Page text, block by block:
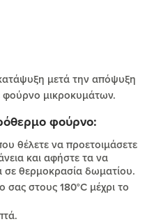
μετά την απόψυξη
φούρνο μικροκυμάτων.
φούρνο:
θέλετε να προετοιμάσετε
και αφήστε τα να
θερμοκρασία δωματίου.
στους 180°C μέχρι το